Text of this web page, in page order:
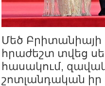
Մեծ Բրիտանիայի
հրաժեշտ տվեց
հասակում,
շոտլանդական իր